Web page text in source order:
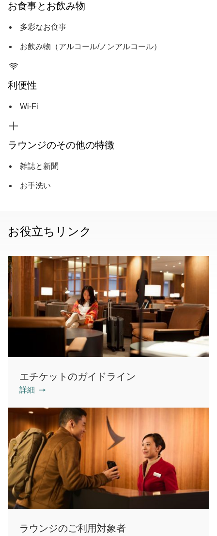
お食事とお飲み物
多彩なお食事
お飲み物（アルコール/ノンアルコール）
利便性
Wi-Fi
ラウンジのその他の特徴
雑誌と新聞
お手洗い
お役立ちリンク
エチケットのガイドライン
詳細
ラウンジのご利用対象者